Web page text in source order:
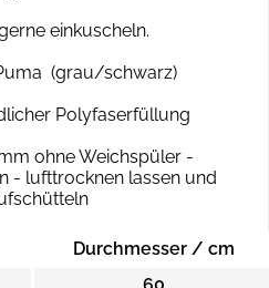
einkuscheln.
(grau/schwarz)
Polyfaserfüllung
ohne Weichspüler -
- lufttrocknen lassen und
Durchmesser / cm